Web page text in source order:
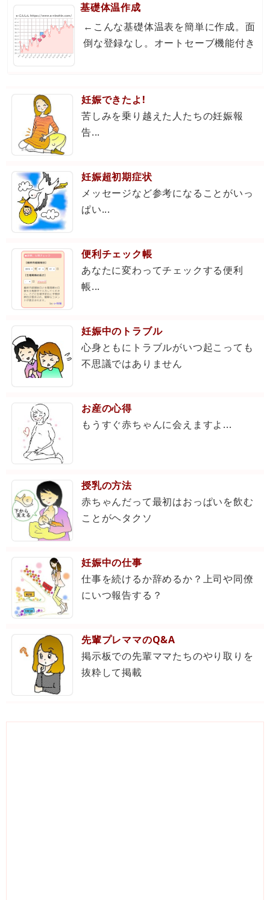
基礎体温作成
←こんな基礎体温表を簡単に作成。面
倒な登録なし。オートセーブ機能付き
妊娠できたよ!
苦しみを乗り越えた人たちの妊娠報
告...
妊娠超初期症状
メッセージなど参考になることがいっ
ぱい...
便利チェック帳
あなたに変わってチェックする便利
帳...
妊娠中のトラブル
心身ともにトラブルがいつ起こっても
不思議ではありません
お産の心得
もうすぐ赤ちゃんに会えますよ...
授乳の方法
赤ちゃんだって最初はおっぱいを飲む
ことがヘタクソ
妊娠中の仕事
仕事を続けるか辞めるか？上司や同僚
にいつ報告する？
先輩プレママのQ&A
掲示板での先輩ママたちのやり取りを
抜粋して掲載